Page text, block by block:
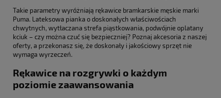
Takie parametry wyróżniają rękawice bramkarskie męskie marki
Puma. Lateksowa pianka o doskonałych właściwościach
chwytnych, wytłaczana strefa piąstkowania, podwójnie oplatany
kciuk – czy można czuć się bezpieczniej? Poznaj akcesoria z naszej
oferty, a przekonasz się, że doskonały i jakościowy sprzęt nie
wymaga wyrzeczeń.
Rękawice na rozgrywki o każdym
poziomie zaawansowania